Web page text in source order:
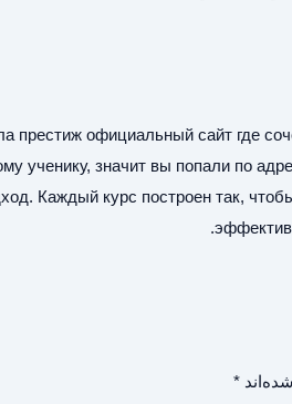
престиж официальный сайт где
ученику, значит вы попали по
Каждый курс построен так,
*